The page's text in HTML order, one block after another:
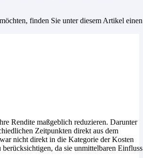
finden Sie unter diesem Artikel einen
Rendite maßgeblich reduzieren. Darunter
Zeitpunkten direkt aus dem
nicht direkt in die Kategorie der Kosten
da sie unmittelbaren Einfluss